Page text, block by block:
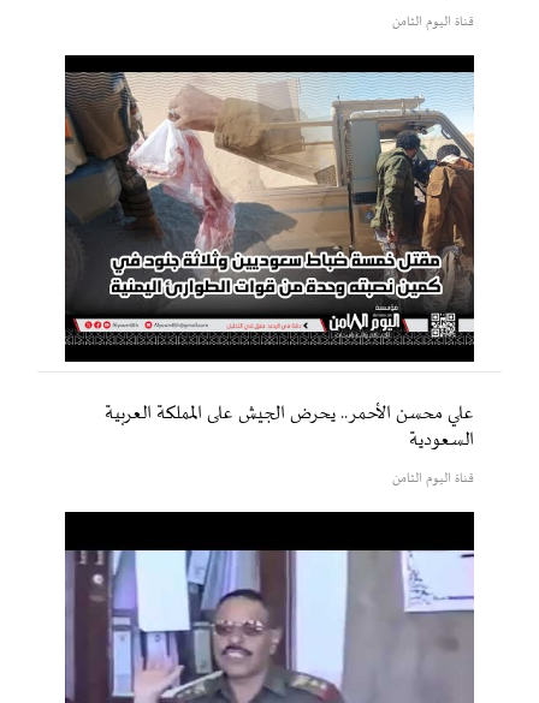
قناة اليوم الثامن
علي محسن الأحمر.. يحرض الجيش على المملكة العربية
السعودية
قناة اليوم الثامن